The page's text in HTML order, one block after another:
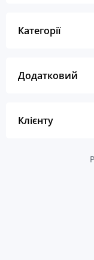
Категорії
Додатковий
Клієнту